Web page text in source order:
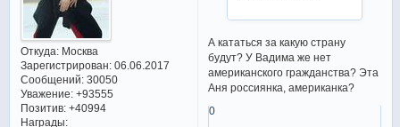
Откуда:Москва
Зарегистрирован: 06.06.2017
Сообщений:30050
Уважение: +93555
Позитив: +40994
Награды:
А кататься за какую страну
будут? У Вадима же нет
американского гражданства? Эта
Аня россиянка, американка?
0